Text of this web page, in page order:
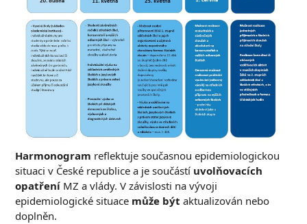
Harmonogram reflektuje současnou epidemiologickou
situaci v České republice a je součástí uvolňovacích
opatření MZ a vlády. V závislosti na vývoji
epidemiologické situace může býtaktualizován nebo
doplněn.